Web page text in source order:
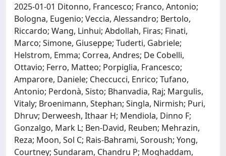
2025-01-01 Ditonno, Francesco; Franco, Antonio;
Bologna, Eugenio; Veccia, Alessandro; Bertolo,
Riccardo; Wang, Linhui; Abdollah, Firas; Finati,
Marco; Simone, Giuseppe; Tuderti, Gabriele;
Helstrom, Emma; Correa, Andres; De Cobelli,
Ottavio; Ferro, Matteo; Porpiglia, Francesco;
Amparore, Daniele; Checcucci, Enrico; Tufano,
Antonio; Perdonà, Sisto; Bhanvadia, Raj; Margulis,
Vitaly; Broenimann, Stephan; Singla, Nirmish; Puri,
Dhruv; Derweesh, Ithaar H; Mendiola, Dinno F;
Gonzalgo, Mark L; Ben-David, Reuben; Mehrazin,
Reza; Moon, Sol C; Rais-Bahrami, Soroush; Yong,
Courtney; Sundaram, Chandru P; Moghaddam,